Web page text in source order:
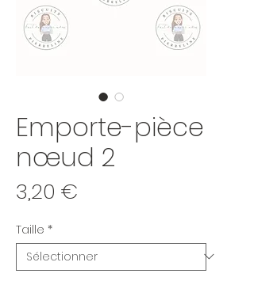
Emporte-pièce
nœud 2
3,20 €
Taille *